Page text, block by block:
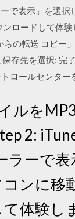
で表示」を選
ロードして体
の転送 コピー
存先を選択;
ロールセンタ
ルを
2:
ーで
ンに移
体験し